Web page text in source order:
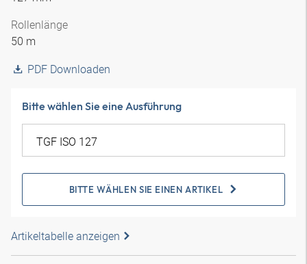
Rollenlänge
50 m
PDF Downloaden
Bitte wählen Sie eine Ausführung
BITTE WÄHLEN SIE EINEN ARTIKEL
Artikeltabelle anzeigen